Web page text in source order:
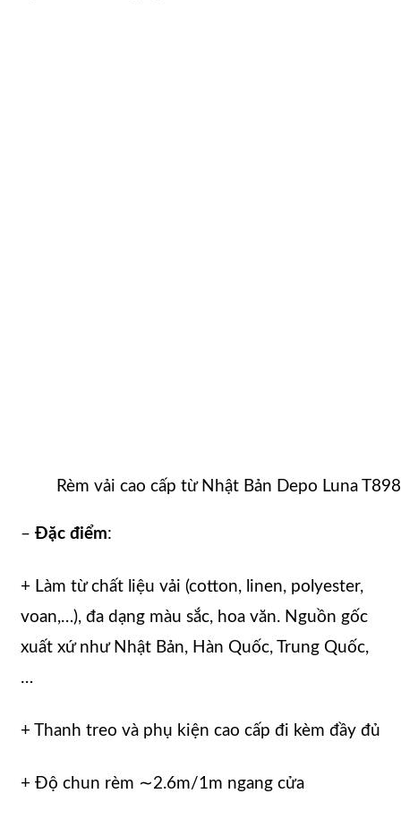
Rèm vải cao cấp từ Nhật Bản Depo Luna
– Đặc điểm:
+ Làm từ chất liệu vải (cotton, linen, polyester,
voan,…), đa dạng màu sắc, hoa văn. Nguồn gốc
xuất xứ như Nhật Bản, Hàn Quốc, Trung Quốc,
…
+ Thanh treo và phụ kiện cao cấp đi kèm đầy đủ
+ Độ chun rèm ∼2.6m/1m ngang cửa